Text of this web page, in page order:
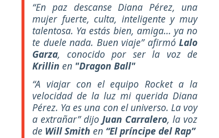
“En paz descanse Diana Pérez, una
mujer fuerte, culta, inteligente y muy
talentosa. Ya estás bien, amiga... ya no
te duele nada. Buen viaje” afirmó Lalo
Garza, conocido por ser la voz de
Krillin en "Dragon Ball"
“A viajar con el equipo Rocket a la
velocidad de la luz mi querida Diana
Pérez. Ya es una con el universo. La voy
a extrañar”dijo Juan Carralero, la voz
de Will Smith en “El príncipe del Rap”